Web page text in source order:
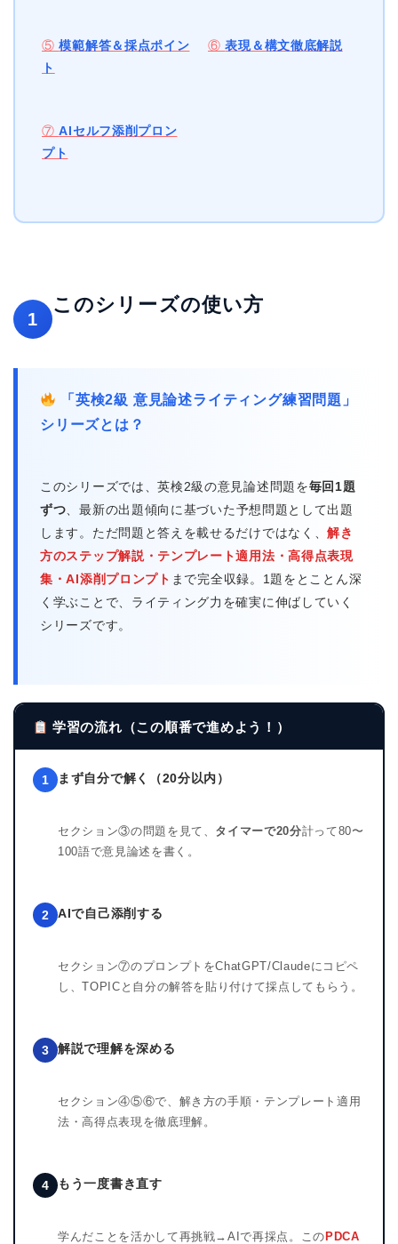
⑤模範解答＆採点ポイン
ト
⑥表現＆構文徹底解説
⑦AIセルフ添削プロン
プト
1
このシリーズの使い方
「英検2級 意見論述ライティング練習問題」
シリーズとは？
このシリーズでは、英検2級の意見論述問題を毎回1題
ずつ 、最新の出題傾向に基づいた予想問題として出題
します。ただ問題と答えを載せるだけではなく、解き
方のステップ解説・テンプレート適用法・高得点表現
集・AI添削プロンプト まで完全収録。1題をとことん深
く学ぶことで、ライティング力を確実に伸ばしていく
シリーズです。
学習の流れ（この順番で進めよう！）
1 まず自分で解く（20分以内）
セクション③の問題を見て、 タイマーで20分計って80〜
100語で意見論述を書く。
2 AIで自己添削する
セクション⑦のプロンプトをChatGPT/Claudeにコピペ
し、TOPICと自分の解答を貼り付けて採点してもらう。
3 解説で理解を深める
セクション④⑤⑥で、解き方の手順・テンプレート適用
法・高得点表現を徹底理解。
4 もう一度書き直す
学んだことを活かして再挑戦→AIで再採点。この PDCA